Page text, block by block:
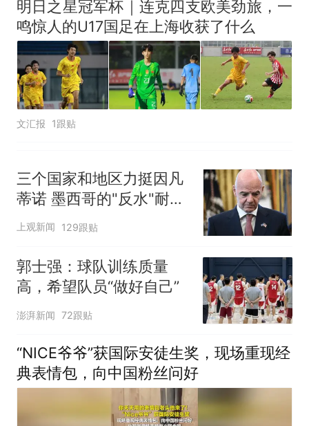
明日之星冠军杯｜连克四支欧美劲旅，一
鸣惊人的U17国足在上海收获了什么
文汇报 1跟贴
三个国家和地区力挺因凡
蒂诺 墨西哥的"反水"耐人
寻味
上观新闻 129跟贴
郭士强：球队训练质量
高，希望队员“做好自己”
澎湃新闻 72跟贴
“NICE爷爷”获国际安徒生奖，现场重现经
典表情包，向中国粉丝问好